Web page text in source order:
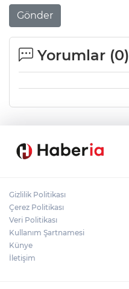
Gönder
Yorumlar (0)
Gizlilik Politikası
Çerez Politikası
Veri Politikası
Kullanım Şartnamesi
Künye
İletişim